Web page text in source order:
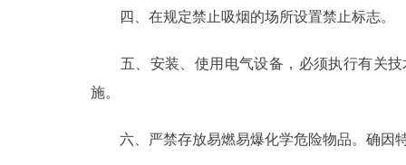
绿色北京
多语种
ENGLISH
四、在规定禁止吸烟的场所设置禁止标志。
五、安装、使用电气设备，必须执行有关技
施。
六、严禁存放易燃易爆化学危险物品。确因